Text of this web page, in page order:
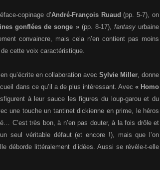
copinage d’André-François Ruaud (pp. 5-7), on
gonflées de songe »(pp. 8-17), fantasyurbaine
convaincre, mais cela n’en contient pas moins
cette voix caractéristique.
qu’écrite en collaboration avec Sylvie Miller, donne
dans ce qu’il a de plus intéressant. Avec « Homo
à leur sauce les figures du loup-garou et du
une touche un tantinet dickienne en prime, le héros
C’est très bon, à n’en pas douter, à la fois drôle et
seul véritable défaut (et encore !), mais que l’on
déborde littéralement d’idées. Aussi se révèle-t-elle